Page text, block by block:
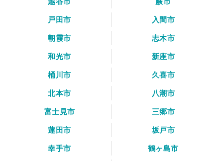
戸田市
入間市
朝霞市
志木市
和光市
新座市
桶川市
久喜市
北本市
八潮市
富士見市
三郷市
蓮田市
坂戸市
幸手市
鶴ヶ島市